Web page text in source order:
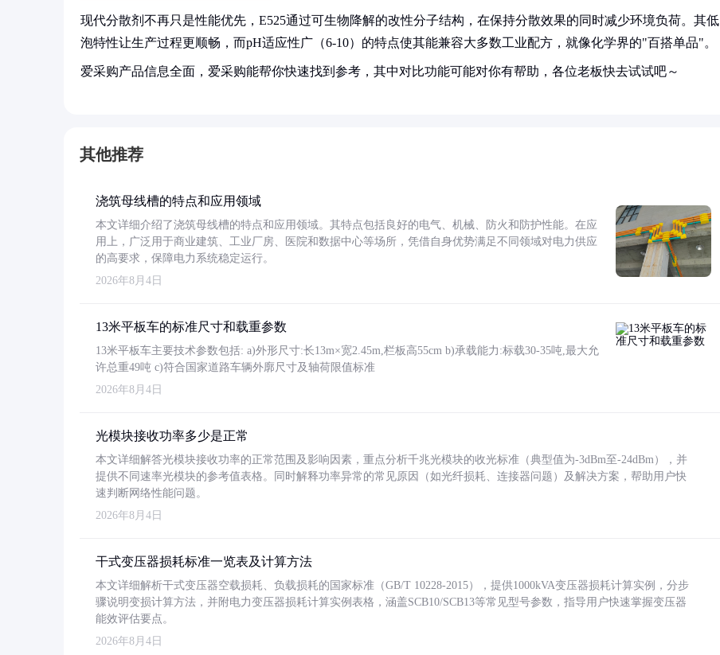
现代分散剂不再只是性能优先，E525通过可生物降解的改性分子结构，在保持分散效果的同时减少环境负荷。其低
泡特性让生产过程更顺畅，而pH适应性广（6-10）的特点使其能兼容大多数工业配方，就像化学界的"百搭单品"。
爱采购产品信息全面，爱采购能帮你快速找到参考，其中对比功能可能对你有帮助，各位老板快去试试吧～
其他推荐
浇筑母线槽的特点和应用领域
本文详细介绍了浇筑母线槽的特点和应用领域。其特点包括良好的电气、机械、防火和防护性能。在应
用上，广泛用于商业建筑、工业厂房、医院和数据中心等场所，凭借自身优势满足不同领域对电力供应
的高要求，保障电力系统稳定运行。
2026年8月4日
13米平板车的标准尺寸和载重参数
13米平板车主要技术参数包括: a)外形尺寸:长13m×宽2.45m,栏板高55cm b)承载能力:标载30-35吨,最大允
许总重49吨 c)符合国家道路车辆外廓尺寸及轴荷限值标准
2026年8月4日
光模块接收功率多少是正常
本文详细解答光模块接收功率的正常范围及影响因素，重点分析千兆光模块的收光标准（典型值为-3dBm至-24dBm），并
提供不同速率光模块的参考值表格。同时解释功率异常的常见原因（如光纤损耗、连接器问题）及解决方案，帮助用户快
速判断网络性能问题。
2026年8月4日
干式变压器损耗标准一览表及计算方法
本文详细解析干式变压器空载损耗、负载损耗的国家标准（GB/T 10228-2015），提供1000kVA变压器损耗计算实例，分步
骤说明变损计算方法，并附电力变压器损耗计算实例表格，涵盖SCB10/SCB13等常见型号参数，指导用户快速掌握变压器
能效评估要点。
2026年8月4日